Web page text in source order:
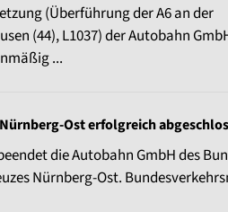
(Überführung der A6 an der
(44), L1037) der Autobahn
...
Ost erfolgreich
die Autobahn GmbH des
Nürnberg-Ost.